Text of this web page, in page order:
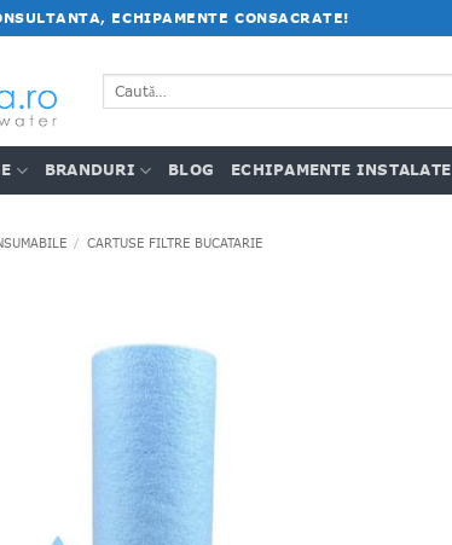
ECHIPAMENTE CONSACRATE!
Caută
după:
BRANDURI BLOG ECHIPAMENTE INSTALATE
/ CARTUSE FILTRE BUCATARIE